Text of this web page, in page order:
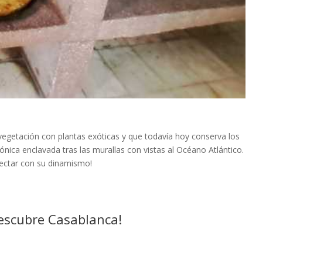
con plantas exóticas y que todavía hoy conserva los
enclavada tras las murallas con vistas al Océano Atlántico.
con su dinamismo!
Casablanca!